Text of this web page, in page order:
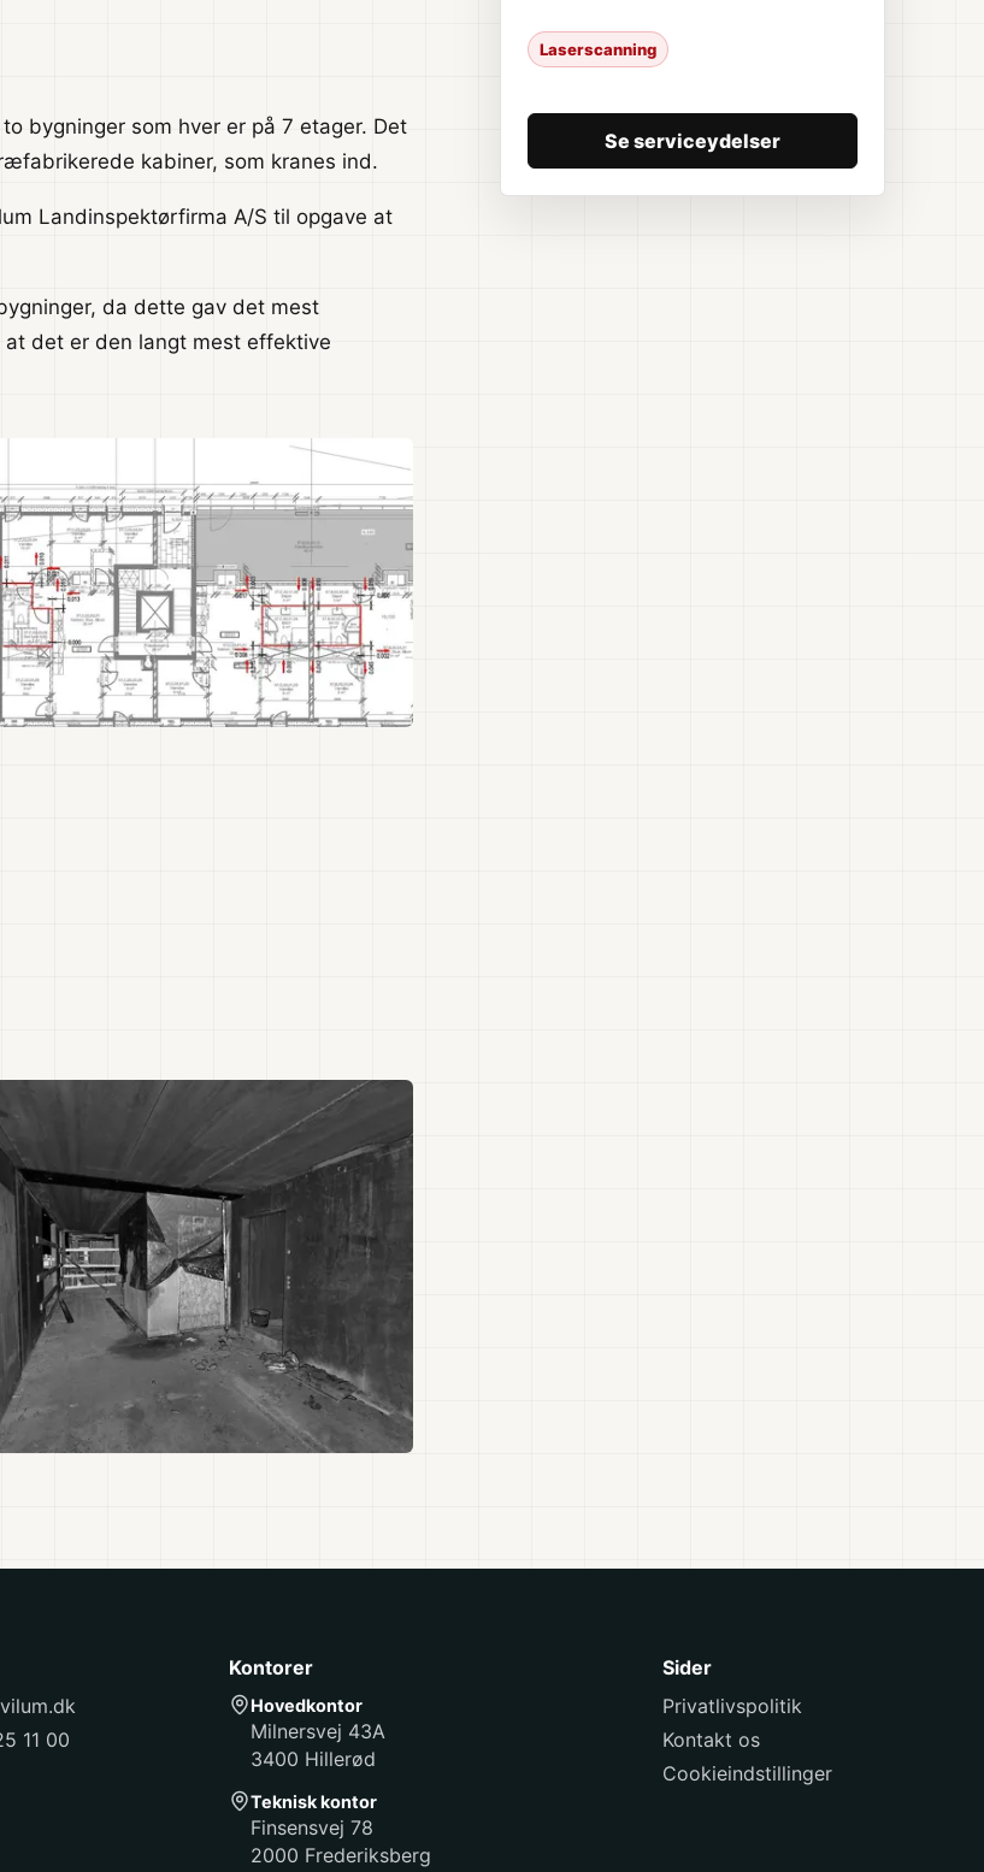
bygninger som hver er på 7 etager. Det
kabiner, som kranes ind.
Landinspektørfirma A/S til opgave at
da dette gav det mest
det er den langt mest effektive
Laserscanning
Se serviceydelser
11 00
Kontorer
Hovedkontor
Milnersvej 43A
3400 Hillerød
Teknisk kontor
Finsensvej 78
2000 Frederiksberg
Sider
Privatlivspolitik
Kontakt os
Cookieindstillinger